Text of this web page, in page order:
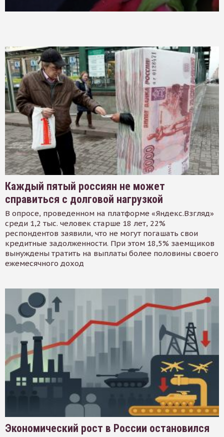
Каждый пятый россиян не может
справиться с долговой нагрузкой
В опросе, проведенном на платформе «Яндекс.Взгляд»
среди 1,2 тыс. человек старше 18 лет, 22%
респондентов заявили, что не могут погашать свои
кредитные задолженности. При этом 18,5% заемщиков
вынуждены тратить на выплаты более половины своего
ежемесячного доход
Экономический рост в России остановился